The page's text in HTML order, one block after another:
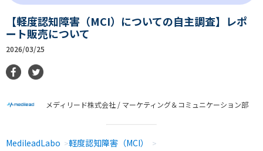
【軽度認知障害（MCI）についての自主調査】レポ
ート販売について
2026/03/25
メディリード株式会社 / マーケティング＆コミュニケーション部
MedileadLabo 軽度認知障害（MCI）